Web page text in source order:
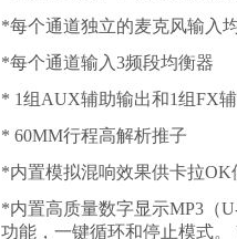
*每个通道独立的麦克风输入
*每个通道输入3频段均衡器
* 1组AUX辅助输出和1组FX
* 60MM行程高解析推子
*内置模拟混响效果供卡拉OK
*内置高质量数字显示MP3（
功能，一键循环和停止模式